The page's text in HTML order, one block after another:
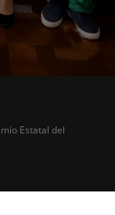
Estatal del